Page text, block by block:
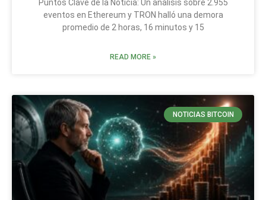
Puntos Clave de la Noticia: Un análisis sobre 2.955
eventos en Ethereum y TRON halló una demora
promedio de 2 horas, 16 minutos y 15
READ MORE »
NOTICIAS BITCOIN